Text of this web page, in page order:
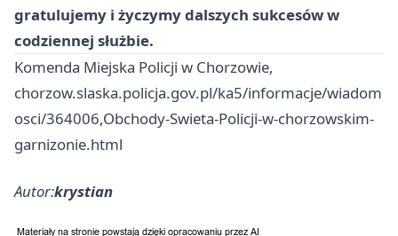
gratulujemy i życzymy dalszych sukcesów w
codziennej służbie.
Komenda Miejska Policji w Chorzowie,
chorzow.slaska.policja.gov.pl/ka5/informacje/wiadom
osci/364006,Obchody-Swieta-Policji-w-chorzowskim-
garnizonie.html
Autor:krystian